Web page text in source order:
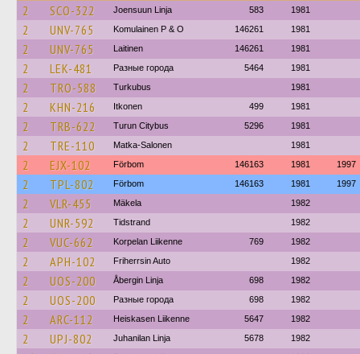
2 SCO-322 Joensuun Linja 583 1981
2 UNV-765 Komulainen P & O 146261 1981
2 UNV-765 Laitinen 146261 1981
2 LEK-481 Разные города 5464 1981
2 TRO-588 Turkubus 1981
2 KHN-216 Itkonen 499 1981
2 TRB-622 Turun Citybus 5296 1981
2 TRE-110 Matka-Salonen 1981
2 EJX-102 Förbom 146163 1981 1997
2 TPL-802 Förbom 146163 1981 1997
2 VLR-455 Mäkela 1982
2 UNR-592 Tidstrand 1982
2 VUC-662 Korpelan Liikenne 769 1982
2 APH-102 Friherrsin Auto 1982
2 UOS-200 Åbergin Linja 698 1982
2 UOS-200 Разные города 698 1982
2 ARC-112 Heiskasen Liikenne 5647 1982
2 UPJ-802 Juhanilan Linja 5678 1982